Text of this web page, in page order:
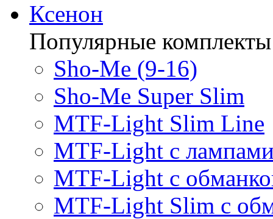
Ксенон
Популярные комплекты
Sho-Me (9-16)
Sho-Me Super Slim
MTF-Light Slim Line
MTF-Light с
MTF-Light с
MTF-Light Slim с